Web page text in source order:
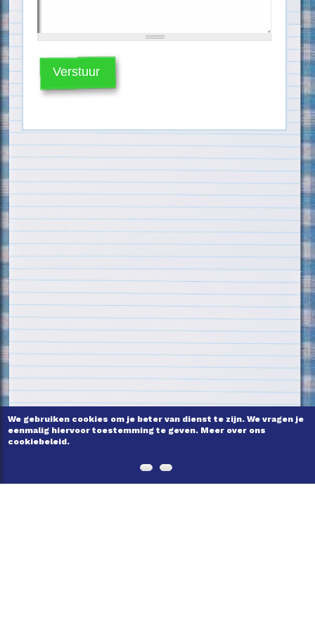
We gebruiken cookies om je beter van dienst te zijn. We vragen je
eenmalig hiervoor toestemming te geven. Meer over ons
cookiebeleid.